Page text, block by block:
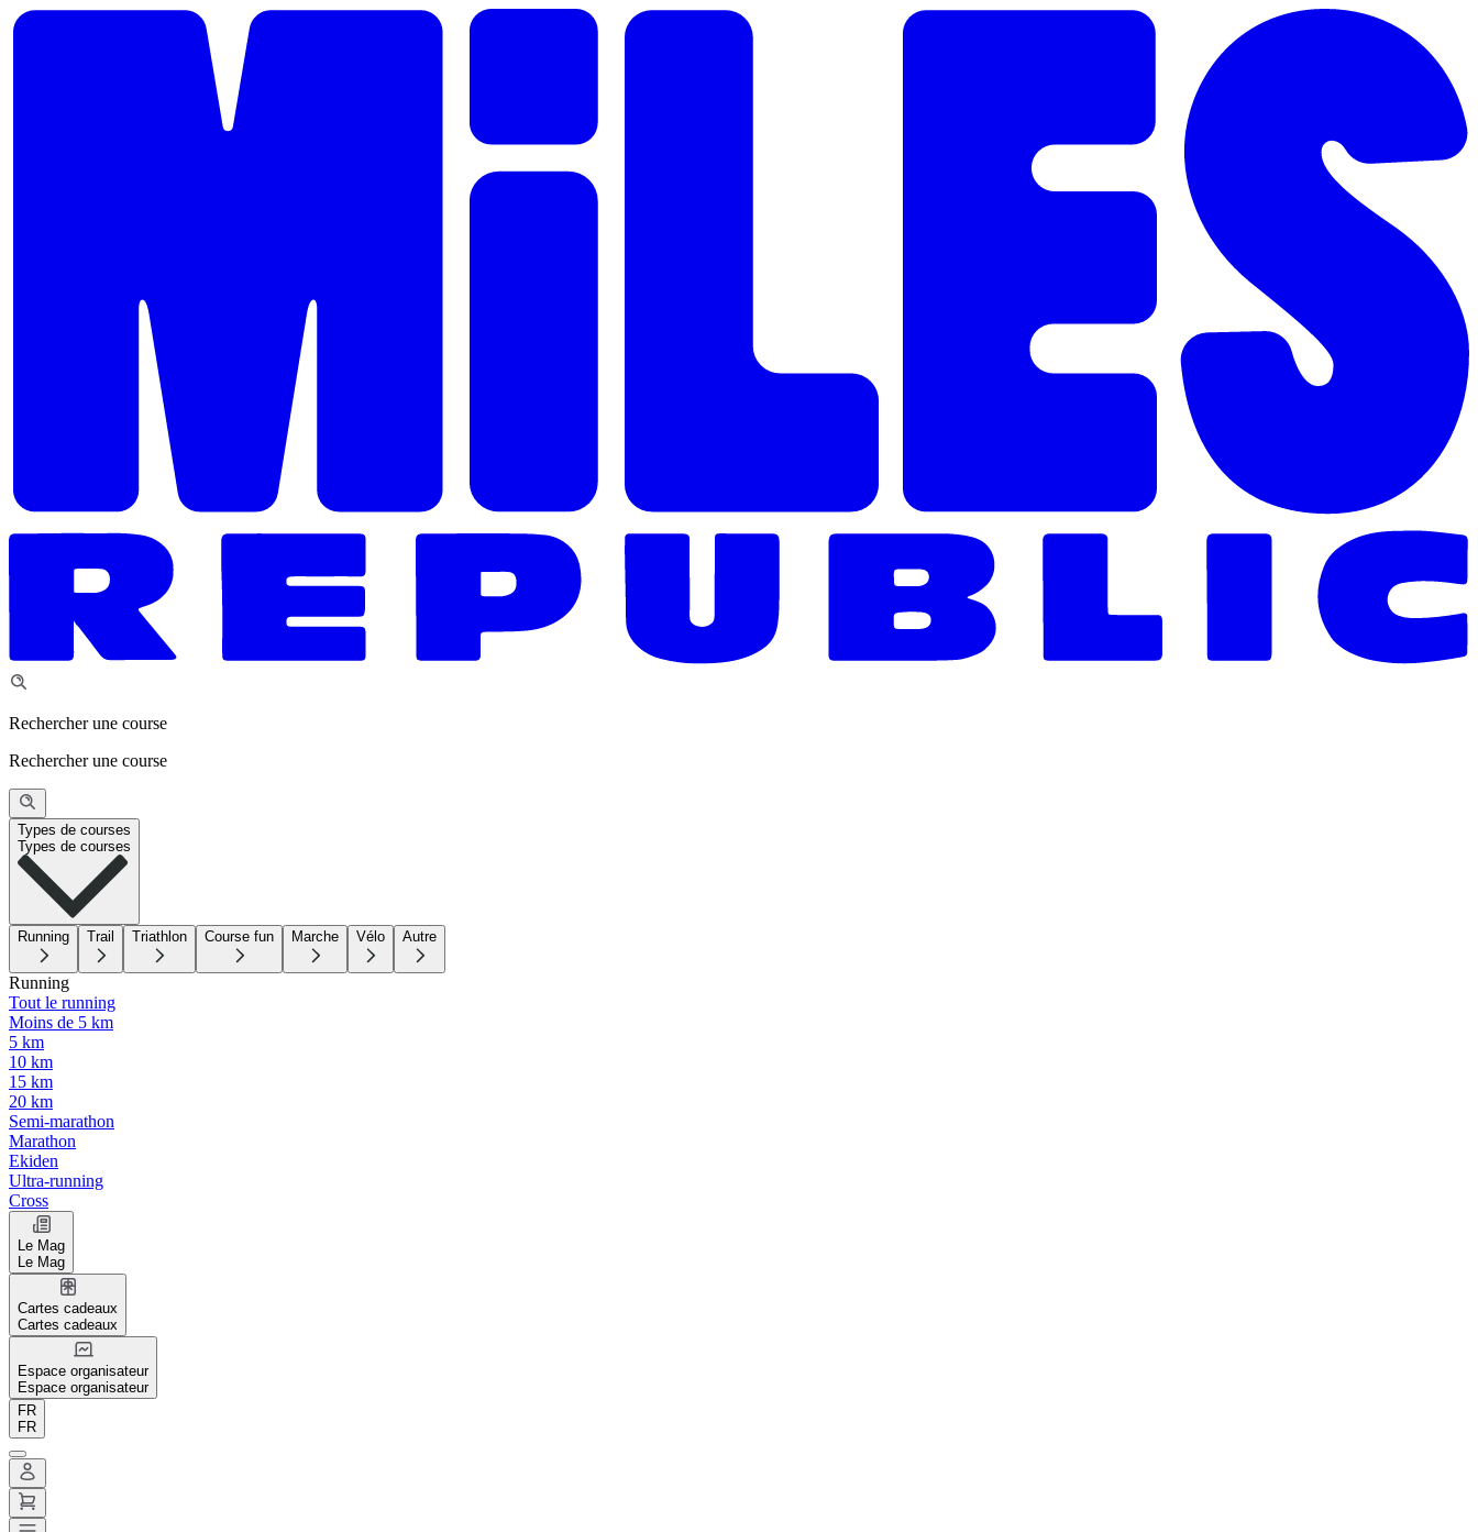
Rechercher une course
Rechercher une course
Types de courses
Types de courses
Running Trail Triathlon Course fun Marche Vélo Autre
Running
Tout le running
Moins de 5 km
5 km
10 km
15 km
20 km
Semi-marathon
Marathon
Ekiden
Ultra-running
Cross
Le Mag
Le Mag
Cartes cadeaux
Cartes cadeaux
Espace organisateur
Espace organisateur
FR
FR